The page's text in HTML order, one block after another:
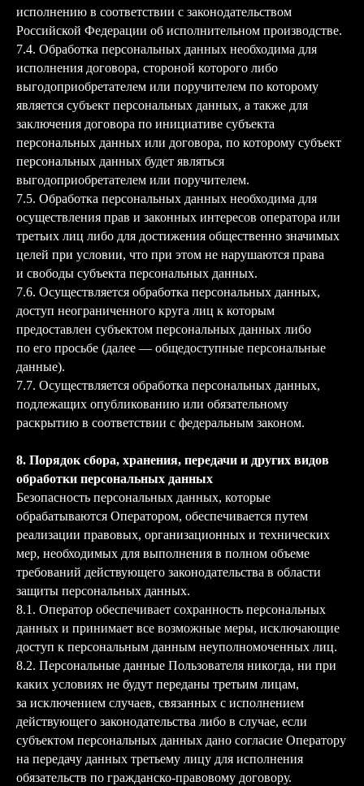
исполнению в соответствии с законодательством
Российской Федерации об исполнительном производстве.
7.4. Обработка персональных данных необходима для
исполнения договора, стороной которого либо
выгодоприобретателем или поручителем по которому
является субъект персональных данных, а также для
заключения договора по инициативе субъекта
персональных данных или договора, по которому субъект
персональных данных будет являться
выгодоприобретателем или поручителем.
7.5. Обработка персональных данных необходима для
осуществления прав и законных интересов оператора или
третьих лиц либо для достижения общественно значимых
целей при условии, что при этом не нарушаются права
и свободы субъекта персональных данных.
7.6. Осуществляется обработка персональных данных,
доступ неограниченного круга лиц к которым
предоставлен субъектом персональных данных либо
по его просьбе (далее — общедоступные персональные
данные).
7.7. Осуществляется обработка персональных данных,
подлежащих опубликованию или обязательному
раскрытию в соответствии с федеральным законом.
8. Порядок сбора, хранения, передачи и других видов
обработки персональных данных
Безопасность персональных данных, которые
обрабатываются Оператором, обеспечивается путем
реализации правовых, организационных и технических
мер, необходимых для выполнения в полном объеме
требований действующего законодательства в области
защиты персональных данных.
8.1. Оператор обеспечивает сохранность персональных
данных и принимает все возможные меры, исключающие
доступ к персональным данным неуполномоченных лиц.
8.2. Персональные данные Пользователя никогда, ни при
каких условиях не будут переданы третьим лицам,
за исключением случаев, связанных с исполнением
действующего законодательства либо в случае, если
субъектом персональных данных дано согласие Оператору
на передачу данных третьему лицу для исполнения
обязательств по гражданско-правовому договору.